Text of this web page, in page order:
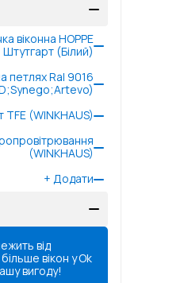
віконна HOPPE
Штутгарт (Білий)
петлях Ral 9016
TFE (WINKHAUS)
(WINKHAUS)
+ Додати
від
вікон у
вигоду!
Ok